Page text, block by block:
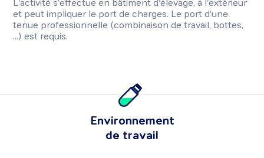
L'activité s'effectue en bâtiment d'élevage, à l'extérieur
et peut impliquer le port de charges. Le port d'une
tenue professionnelle (combinaison de travail, bottes,
...) est requis.
Environnement
de travail